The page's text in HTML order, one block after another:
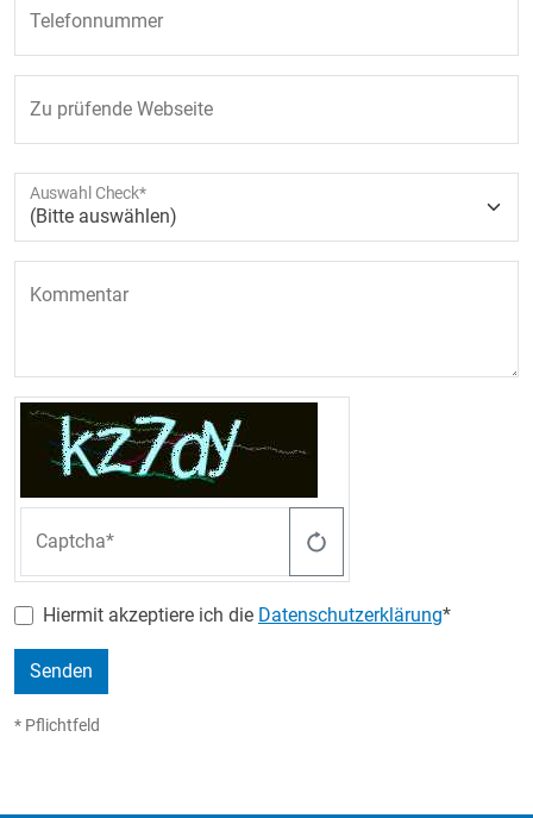
Telefonnummer
Zu prüfende Webseite
(Bitte auswählen)
Auswahl Check
Kommentar
Captcha
Hiermit akzeptiere ich die Datenschutzerklärung*
Senden
* Pflichtfeld